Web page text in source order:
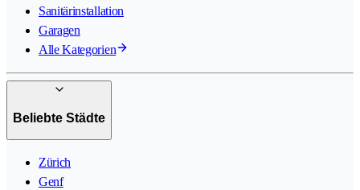
Sanitärinstallation
Garagen
Alle Kategorien
Beliebte Städte
Zürich
Genf